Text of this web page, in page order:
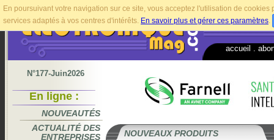
En poursuivant votre navigation sur ce site, vous acceptez l'utilisation de
services adaptés à vos centres d'intérêts. En savoir plus et gérer ces paramètres.
accueil
N°177-Juin2026
En ligne :
NOUVEAUTÉS
ACTUALITÉ DES
ENTREPRISES NOUVEAUX PRODUITS